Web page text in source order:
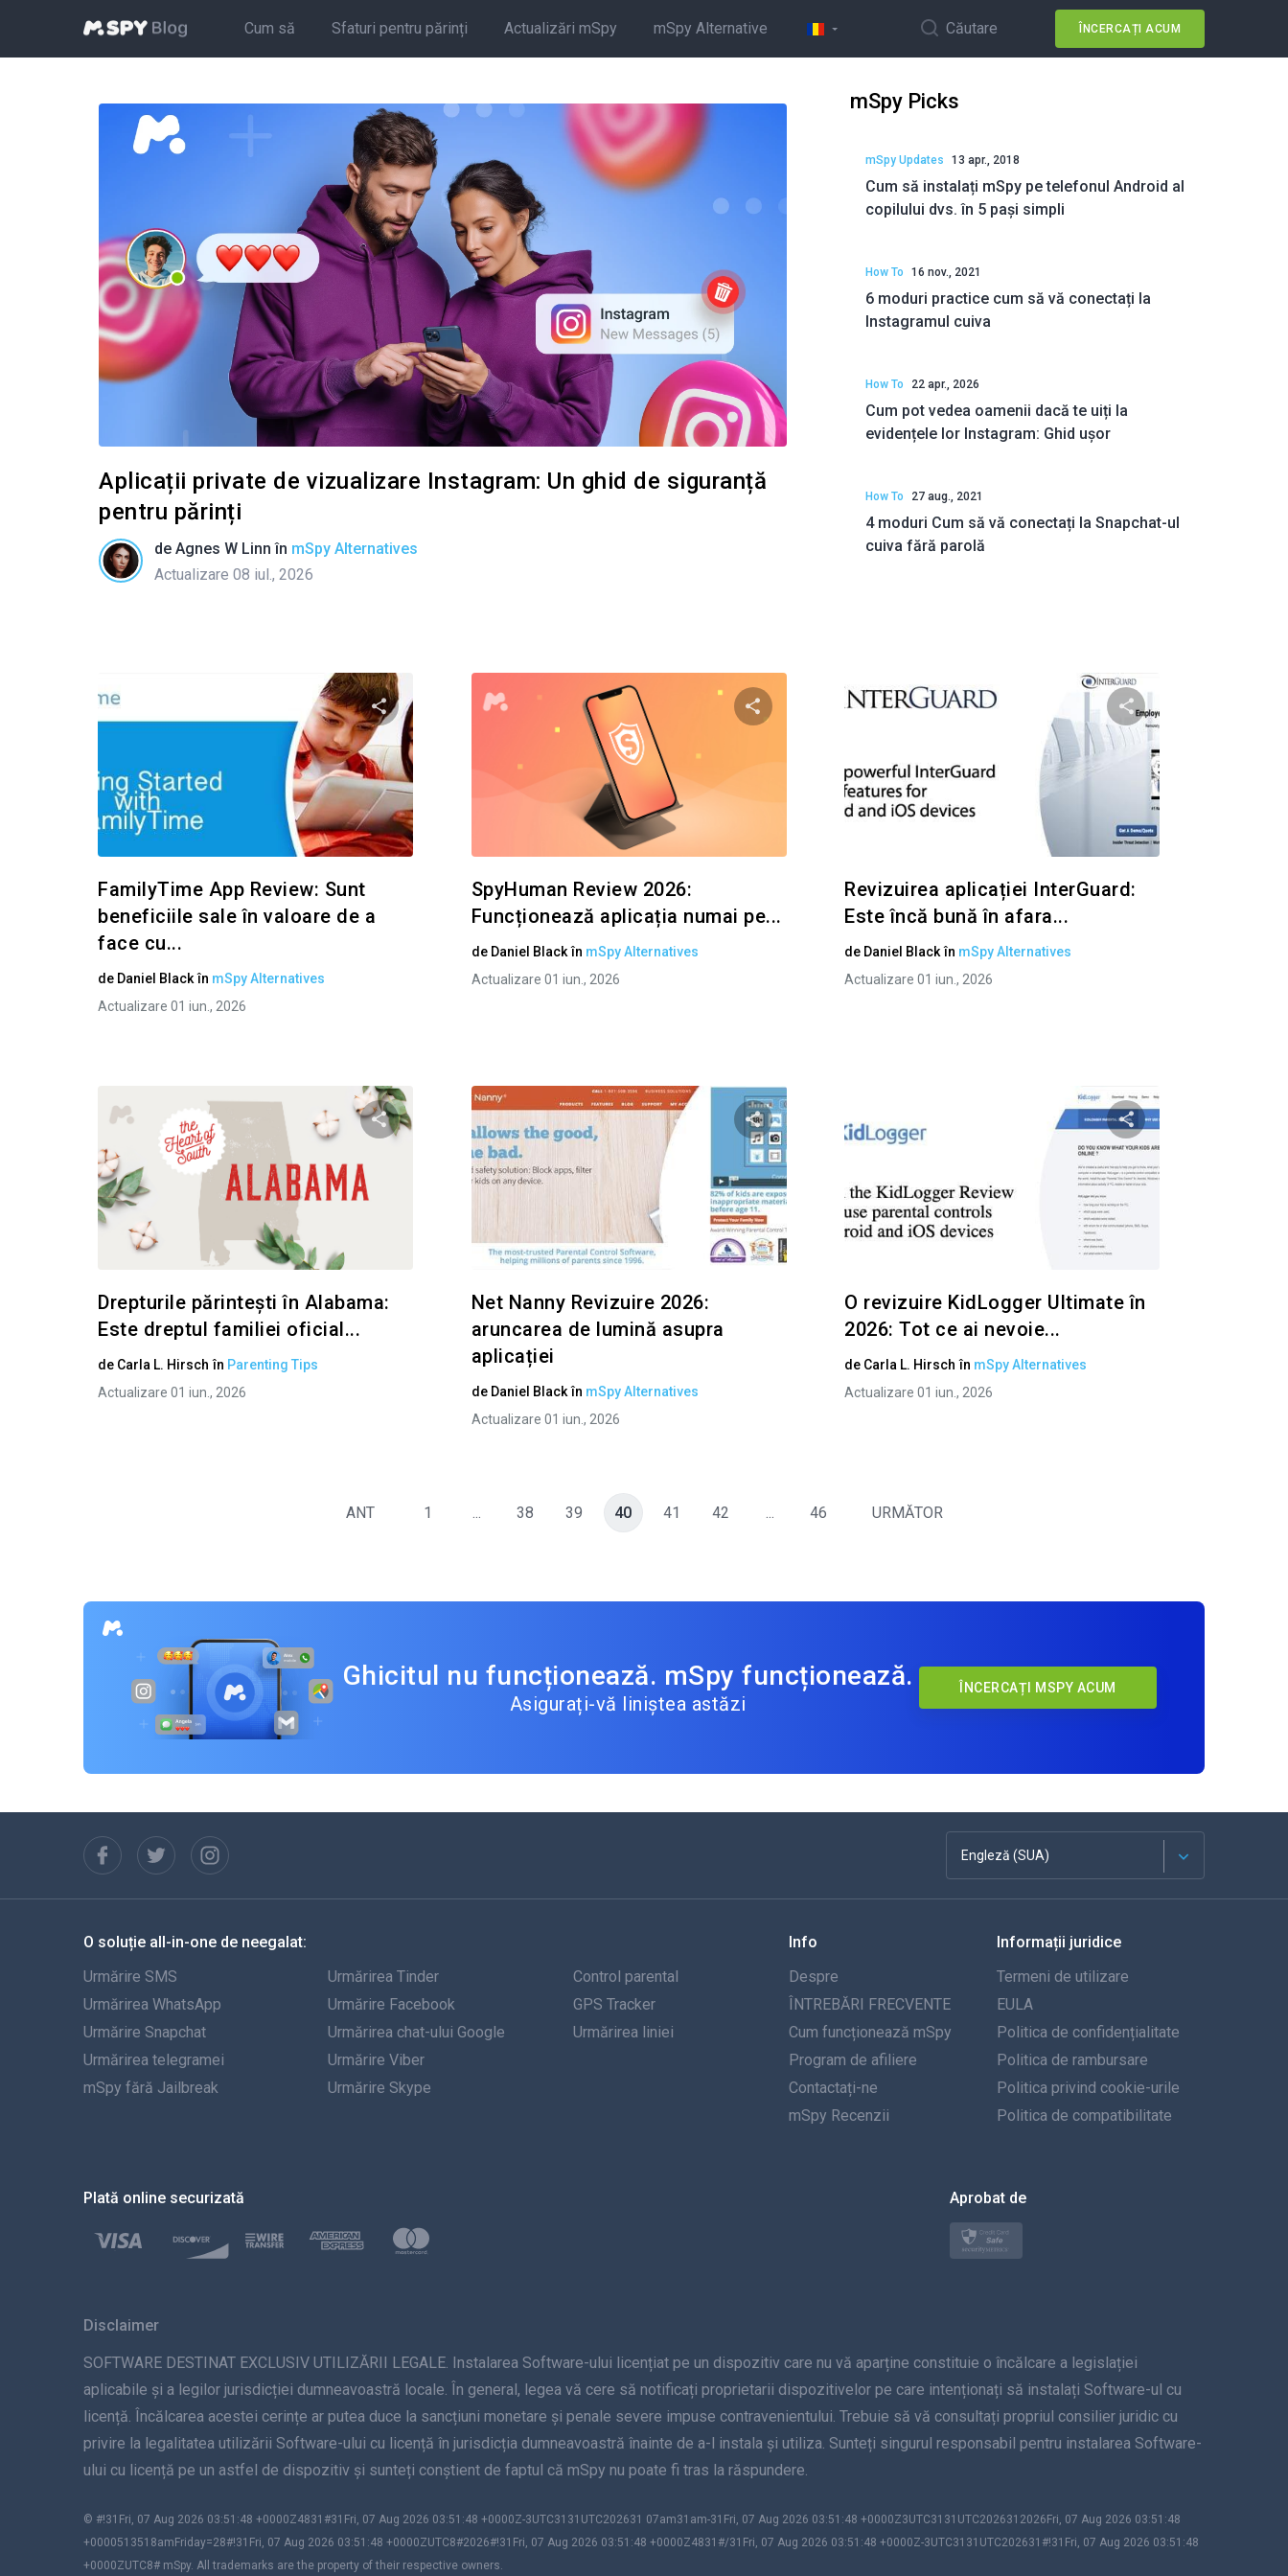
Cum să Sfaturi pentru părinți Actualizări mSpy mSpy Alternative Căutare ÎNCERCAȚI ACUM
Aplicații private de vizualizare Instagram: Un ghid de siguranță
pentru părinți
de Agnes W Linn în mSpy Alternatives
Actualizare 08 iul., 2026
mSpy Picks
mSpy Updates 13 apr., 2018
Cum să instalați mSpy pe telefonul Android al
copilului dvs. în 5 pași simpli
How To 16 nov., 2021
6 moduri practice cum să vă conectați la
Instagramul cuiva
How To 22 apr., 2026
Cum pot vedea oamenii dacă te uiți la
evidențele lor Instagram: Ghid ușor
How To 27 aug., 2021
4 moduri Cum să vă conectați la Snapchat-ul
cuiva fără parolă
Condividi questo articolo
Twitter
FamilyTime App Review: Sunt
beneficiile sale în valoare de a
face cu...
de Daniel Black în mSpy Alternatives
Actualizare 01 iun., 2026
SpyHuman Review 2026:
Funcționează aplicația numai pe...
de Daniel Black în mSpy Alternatives
Actualizare 01 iun., 2026
Condividi questo
Twitter
Revizuirea aplicației InterGuard:
Este încă bună în afara...
de Daniel Black în mSpy Alternatives
Actualizare 01 iun., 2026
Condividi questo articolo
Facebook Copiați linkul
Drepturile părintești în Alabama:
Este dreptul familiei oficial...
de Carla L. Hirsch în Parenting Tips
Actualizare 01 iun., 2026
Condividi questo articolo
Twitter
Net Nanny Revizuire 2026:
aruncarea de lumină asupra
aplicației
de Daniel Black în mSpy Alternatives
Actualizare 01 iun., 2026
Condividi questo
O revizuire KidLogger Ultimate în
2026: Tot ce ai nevoie...
de Carla L. Hirsch în mSpy Alternatives
Actualizare 01 iun., 2026
ANT 1 ... 38 39 40 41 42 ... 46 URMĂTOR
Ghicitul nu funcționează. mSpy funcționează.
Asigurați-vă liniștea astăzi
ÎNCERCAȚI MSPY ACUM
Engleză (SUA)
Franceză
Español
Portugheză
Italiană
Türkçe
Norsk
Svenska
Dansk
O soluție all-in-one de neegalat:
Urmărire SMS
Urmărirea WhatsApp
Urmărire Snapchat
Urmărirea telegramei
mSpy fără Jailbreak
Urmărirea Tinder
Urmărire Facebook
Urmărirea chat-ului Google
Urmărire Viber
Urmărire Skype
Control parental
GPS Tracker
Urmărirea liniei
Info
Despre
ÎNTREBĂRI FRECVENTE
Cum funcționează mSpy
Program de afiliere
Contactați-ne
mSpy Recenzii
Informații juridice
Termeni de utilizare
EULA
Politica de confidențialitate
Politica de rambursare
Politica privind cookie-urile
Politica de compatibilitate
Plată online securizată Aprobat de
Disclaimer
SOFTWARE DESTINAT EXCLUSIV UTILIZĂRII LEGALE. Instalarea Software-ului licențiat pe un dispozitiv care nu vă aparține constituie o încălcare a legislației
aplicabile și a legilor jurisdicției dumneavoastră locale. În general, legea vă cere să notificați proprietarii dispozitivelor pe care intenționați să instalați Software-ul cu
licență. Încălcarea acestei cerințe ar putea duce la sancțiuni monetare și penale severe impuse contravenientului. Trebuie să vă consultați propriul consilier juridic cu
privire la legalitatea utilizării Software-ului cu licență în jurisdicția dumneavoastră înainte de a-l instala și utiliza. Sunteți singurul responsabil pentru instalarea Software-
ului cu licență pe un astfel de dispozitiv și sunteți conștient de faptul că mSpy nu poate fi tras la răspundere.
© #!31Fri, 07 Aug 2026 03:51:48 +0000Z4831#31Fri, 07 Aug 2026 03:51:48 +0000Z-3UTC3131UTC202631 07am31am-31Fri, 07 Aug 2026 03:51:48 +0000Z3UTC3131UTC2026312026Fri, 07 Aug 2026 03:51:48
+0000513518amFriday=28#!31Fri, 07 Aug 2026 03:51:48 +0000ZUTC8#2026#!31Fri, 07 Aug 2026 03:51:48 +0000Z4831#/31Fri, 07 Aug 2026 03:51:48 +0000Z-3UTC3131UTC202631#!31Fri, 07 Aug 2026 03:51:48
+0000ZUTC8# mSpy. All trademarks are the property of their respective owners.